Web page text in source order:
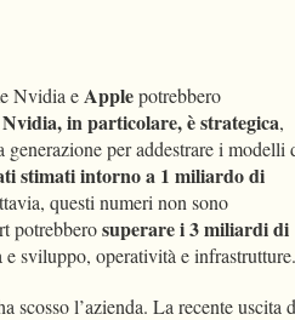
Nvidia eApplepotrebbero
in particolare, è strategica,
per addestrare i modelli
stimati intorno a 1 miliardo di
questi numeri non sono
potrebberosuperare i 3 miliardi di
sviluppo, operatività e infrastrutture.
scosso l’azienda. La recente uscita